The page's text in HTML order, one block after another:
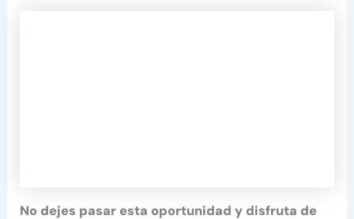
No dejes pasar esta oportunidad y disfruta de